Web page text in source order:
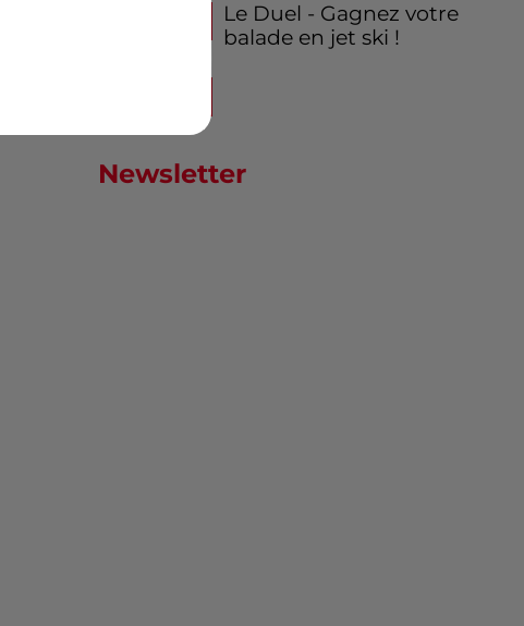
Le Duel - Gagnez votre
balade en jet ski !
Newsletter